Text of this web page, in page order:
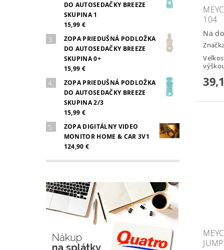
DO AUTOSEDAČKY BREEZE
SKUPINA 1
15,99 €
ZOPA PRIEDUŠNÁ PODLOŽKA
DO AUTOSEDAČKY BREEZE
SKUPINA 0+
15,99 €
ZOPA PRIEDUŠNÁ PODLOŽKA
DO AUTOSEDAČKY BREEZE
SKUPINA 2/3
15,99 €
ZOPA DIGITÁLNY VIDEO
MONITOR HOME & CAR 3V1
124,90 €
104
Na